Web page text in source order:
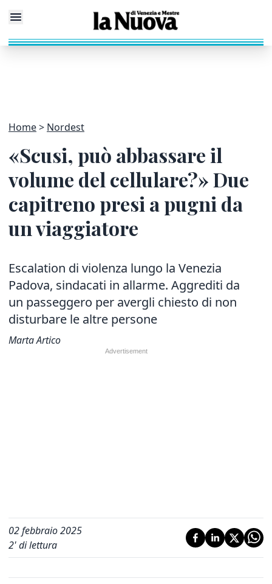
Home Nordest
«Scusi, può abbassare il
volume del cellulare?» Due
capitreno presi a pugni da
un viaggiatore
Escalation di violenza lungo la Venezia
Padova, sindacati in allarme. Aggrediti da
un passeggero per avergli chiesto di non
disturbare le altre persone
Marta Artico
02 febbraio 2025
2' di lettura